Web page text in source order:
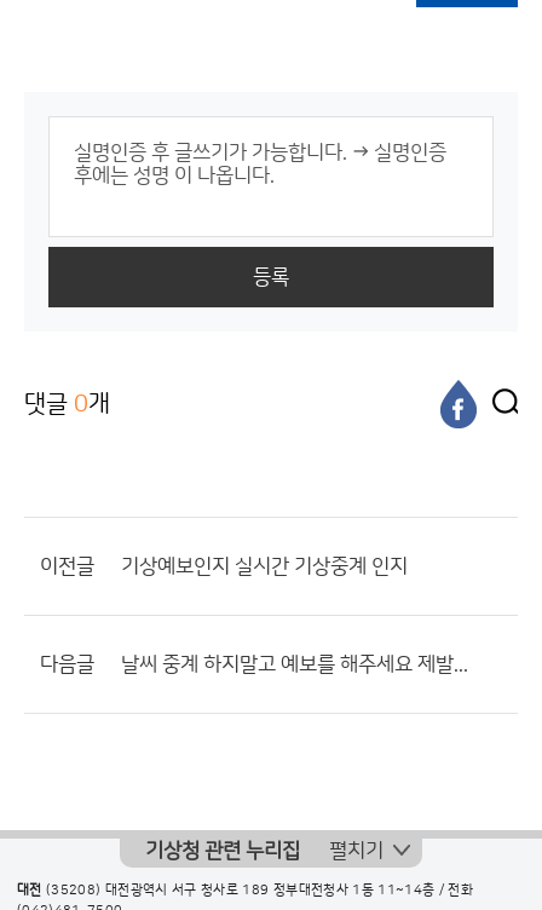
등록
댓글 0개
이전글 기상예보인지 실시간 기상중계 인지
다음글 날씨 중계 하지말고 예보를 해주세요 제발...
기상청 관련 누리집 펼치기
대전 (35208) 대전광역시 서구 청사로 189 정부대전청사 1동 11~14층 / 전화